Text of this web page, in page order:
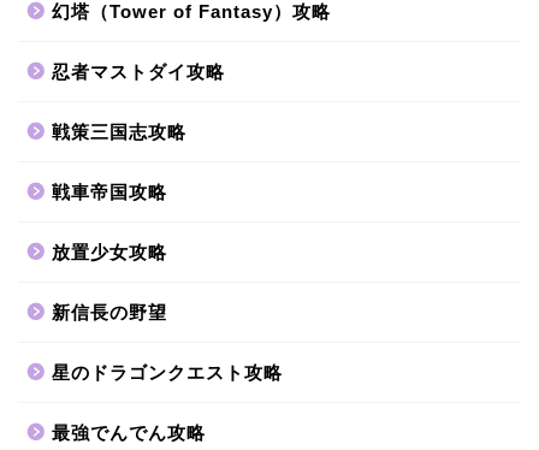
幻塔（Tower of Fantasy）攻略
忍者マストダイ攻略
戦策三国志攻略
戦車帝国攻略
放置少女攻略
新信長の野望
星のドラゴンクエスト攻略
最強でんでん攻略